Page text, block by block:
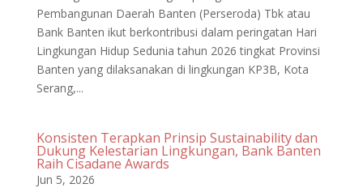
Pembangunan Daerah Banten (Perseroda) Tbk atau
Bank Banten ikut berkontribusi dalam peringatan Hari
Lingkungan Hidup Sedunia tahun 2026 tingkat Provinsi
Banten yang dilaksanakan di lingkungan KP3B, Kota
Serang,...
Konsisten Terapkan Prinsip Sustainability dan
Dukung Kelestarian Lingkungan, Bank Banten
Raih Cisadane Awards
Jun 5, 2026